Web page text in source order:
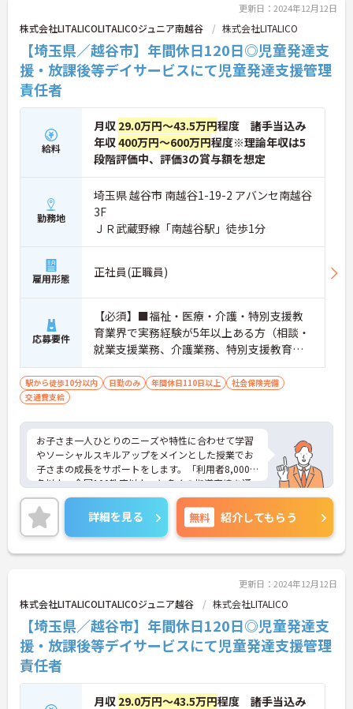
ご興味のある方はお気軽にお問い合わせ下さいま
せ。
更新日：2024年12月12日
株式会社LITALICOLITALICOジュニア南越谷 株式会社LITALICO
【埼玉県／越谷市】年間休日120日◎児童発達支
援・放課後等デイサービスにて児童発達支援管理
責任者
給料
月収 29.0万円～43.5万円程度 諸手当込み
年収400万円～600万円程度※理論年収は5
段階評価中、評価3の賞与額を想定
勤務地
埼玉県 越谷市 南越谷1-19-2 アバンセ南越谷
3F
ＪＲ武蔵野線「南越谷駅」徒歩1分
雇用形態 正社員(正職員)
応募要件
【必須】■福祉・医療・介護・特別支援教
育業界で実務経験が5年以上ある方（相談・
就業支援業務、介護業務、特別支援教育な
ど）■児童発達支援管理責任者研修受講者
駅から徒歩10分以内 日勤のみ 年間休日110日以上
社会保険完備
交通費支給
お子さま一人ひとりのニーズや特性に合わせて学習
やソーシャルスキルアップをメインとした授業でお
子さまの成長をサポートをします。「利用者8,000
名以上、全国100教室以上」と多くの指導実績を通
して培ったノウハウもあり、満足度の高いサービス
の提供とともに、自身の療育分野でのスキル向上も
目指せます。年間休日は120日前後とプライベート
との両立もしやすいです。
ご興味のある方はお気軽にお問い合わせ下さい。さ
詳細を見る 無料 紹介してもらう
更新日：2024年12月12日
株式会社LITALICOLITALICOジュニア越谷 株式会社LITALICO
【埼玉県／越谷市】年間休日120日◎児童発達支
援・放課後等デイサービスにて児童発達支援管理
責任者
月収 29.0万円～43.5万円程度 諸手当込み